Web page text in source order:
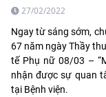
27/02/2022
Ngay từ sáng sớm,
67 năm ngày Thầy
tế Phụ nữ 08/03 –
nhận được sự quan
tại Bệnh viện.